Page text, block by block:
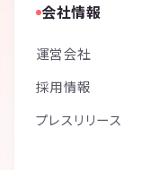
会社情報
運営会社
採用情報
プレスリリース